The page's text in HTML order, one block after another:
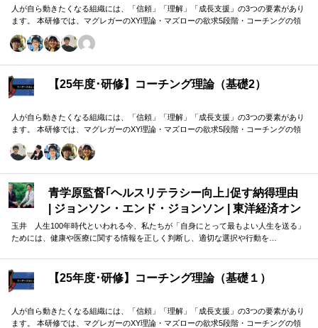
人が自ら動きたくなる組織には、「信頼」「理解」「成長支援」の3つの要素があり
ます。 本研修では、マグレガーのXY理論・マズローの欲求5段階・コーチングの領
を、実例を交えて深く学びます。 単なる知識の習得にとどまらず、現場で直面する
【25年度･研修】コーチング理論（基礎2）
人が自ら動きたくなる組織には、「信頼」「理解」「成長支援」の3つの要素があり
ます。 本研修では、マグレガーのXY理論・マズローの欲求5段階・コーチングの領
を、実例を交えて深く学びます。 単なる知識の習得にとどまらず、現場で直面する
青学原監督｢ヘルスリテラシー向上｣促す納得理由
| ジョンソン・エンド・ジョンソン | 東洋経済オン
ライン
玉井 人生100年時代といわれる今、私たちが「自身にとって最もよい人生を送る」
ためには、健康や医療に関する情報を正しく判断し、適切な選択や行動を…
【25年度･研修】コーチング理論（基礎１）
人が自ら動きたくなる組織には、「信頼」「理解」「成長支援」の3つの要素があり
ます。 本研修では、マグレガーのXY理論・マズローの欲求5段階・コーチングの領